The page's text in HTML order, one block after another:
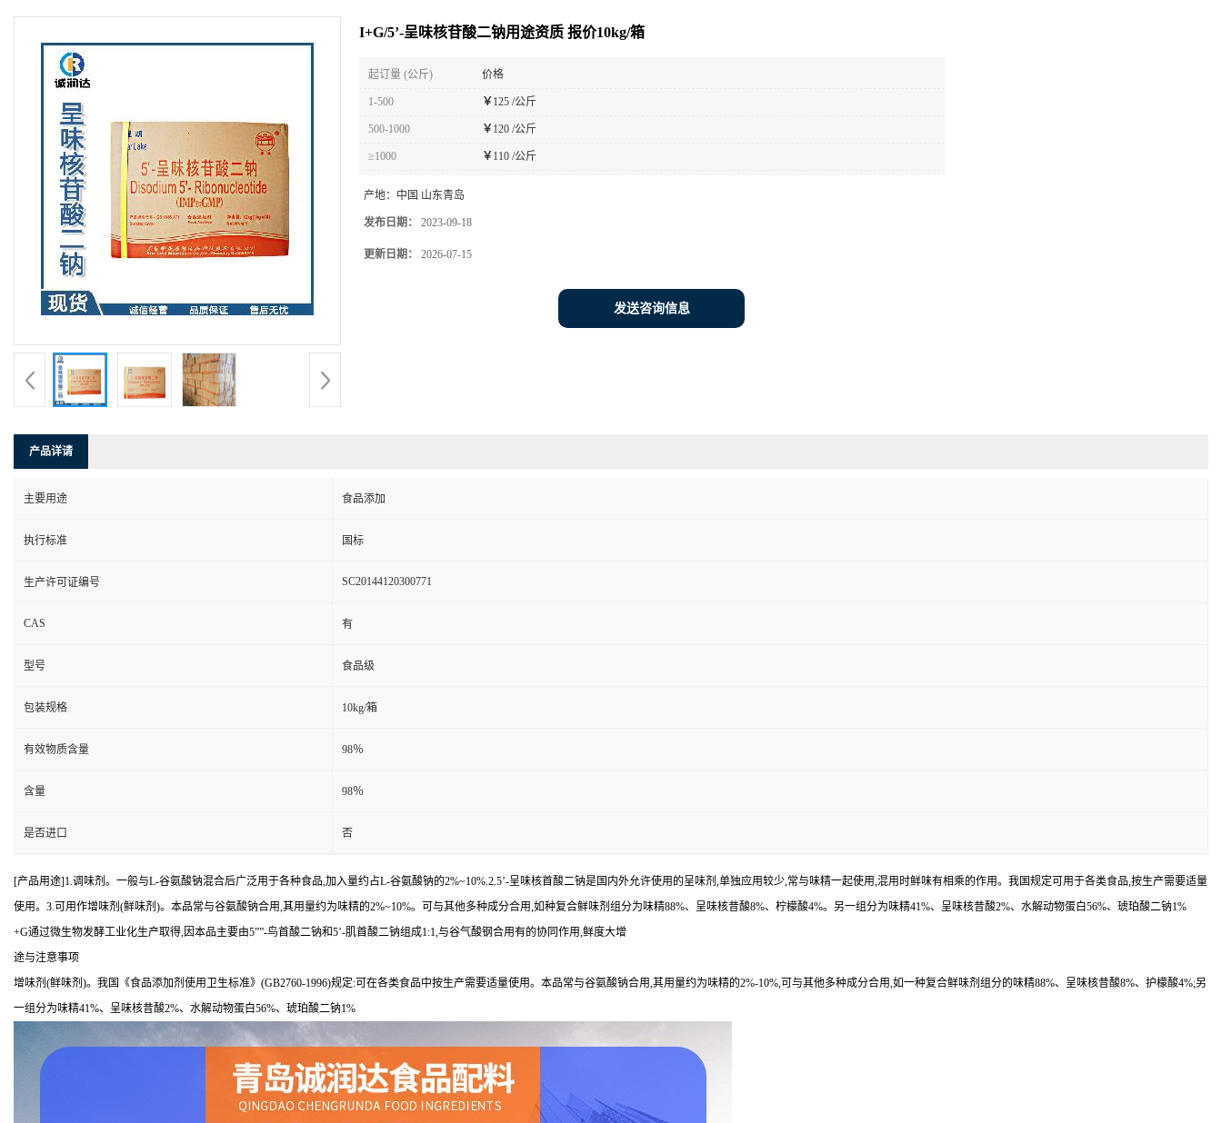
I+G/5’-呈味核苷酸二钠用途资质 报价10kg/箱
起订量 (公斤) 价格
1-500 ￥ 125 /公斤
500-1000 ￥ 120 /公斤
≥1000 ￥ 110 /公斤
产地： 中国 山东青岛
发布日期： 2023-09-18
更新日期： 2026-07-15
发送咨询信息
产品详请
主要用途 食品添加
执行标准 国标
生产许可证编号 SC20144120300771
CAS 有
型号 食品级
包装规格 10kg/箱
有效物质含量 98％
含量 98％
是否进口 否
[产品用途]1.调味剂。一般与L-谷氨酸钠混合后广泛用于各种食品,加入量约占L-谷氨酸钠的2%~10%.2.5’-呈味核首酸二钠是国内外允许使用的呈味剂,单独应用较少,常与味精一起使用,混用时鲜味有相乘的作用。我国规定可用于各类食品,按生产需要适量
使用。3.可用作增味剂(鲜味剂)。本品常与谷氨酸钠合用,其用量约为味精的2%~10%。可与其他多种成分合用,如种复合鲜味剂组分为味精88%、呈味核昔酸8%、柠檬酸4%。另一组分为味精41%、呈味核昔酸2%、水解动物蛋白56%、琥珀酸二钠1%
+G通过微生物发酵工业化生产取得,因本品主要由5””-鸟首酸二钠和5’-肌首酸二钠组成1:1,与谷气酸钢合用有的协同作用,鲜度大增
途与注意事项
增味剂(鲜味剂)。我国《食品添加剂使用卫生标准》(GB2760-1996)规定:可在各类食品中按生产需要适量使用。本品常与谷氨酸钠合用,其用量约为味精的2%-10%,可与其他多种成分合用,如一种复合鲜味剂组分的味精88%、呈味核昔酸8%、护檬酸4%;另
一组分为味精41%、呈味核昔酸2%、水解动物蛋白56%、琥珀酸二钠1%